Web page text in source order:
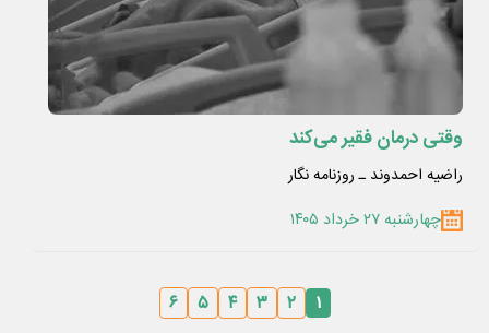
وقتی درمان فقیر می‌کند
راضیه احمدوند ـ روزنامه نگار
چهارشنبه ۲۷ خرداد ۱۴۰۵
۱ ۲ ۳ ۴ ۵ ۶